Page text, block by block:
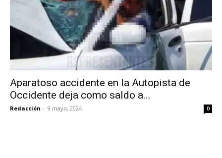
Aparatoso accidente en la Autopista de
Occidente deja como saldo a...
Redacción - 9 mayo, 2024 0